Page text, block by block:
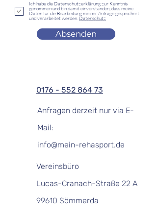
0176 - 552 864 73
Anfragen derzeit nur via E-
Mail:
info@mein-rehasport.de
Vereinsbüro
Lucas-Cranach-Straße 22 A
99610 Sömmerda
Ich habe die Datenschutzerklärung zur Kenntnis
genommen und bin damit einverstanden, dass meine
Daten für die Bearbeitung meiner Anfrage gespeichert
und verarbeitet werden. Datenschutz
Absenden